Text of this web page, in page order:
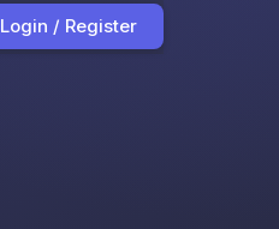
Login / Register